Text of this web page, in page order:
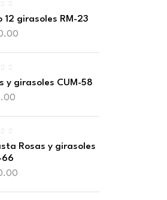
12 girasoles RM-23
y girasoles CUM-58
Rosas y girasoles
66